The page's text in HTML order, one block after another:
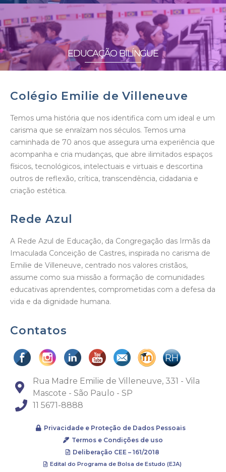
EDUCAÇÃO BILÍNGUE
Colégio Emilie de Villeneuve
Temos uma história que nos identifica com um ideal e um
carisma que se enraízam nos séculos. Temos uma
caminhada de 70 anos que assegura uma experiência que
acompanha e cria mudanças, que abre ilimitados espaços
físicos, tecnológicos, intelectuais e virtuais e descortina
outros de reflexão, crítica, transcendência, cidadania e
criação estética.
Rede Azul
A Rede Azul de Educação, da Congregação das Irmãs da
Imaculada Conceição de Castres, inspirada no carisma de
Emilie de Villeneuve, centrado nos valores cristãos,
assume como sua missão a formação de comunidades
educativas aprendentes, comprometidas com a defesa da
vida e da dignidade humana.
Contatos
Rua Madre Emilie de Villeneuve, 331 - Vila
Mascote - São Paulo - SP
11 5671-8888
Privacidade e Proteção de Dados Pessoais
Termos e Condições de uso
Deliberação CEE – 161/2018
Edital do Programa de Bolsa de Estudo (EJA)